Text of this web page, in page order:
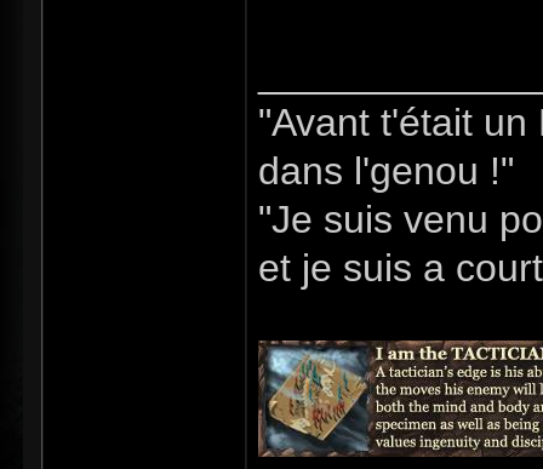
"Avant t'était
dans l'genou !"
"Je suis venu
et je suis a